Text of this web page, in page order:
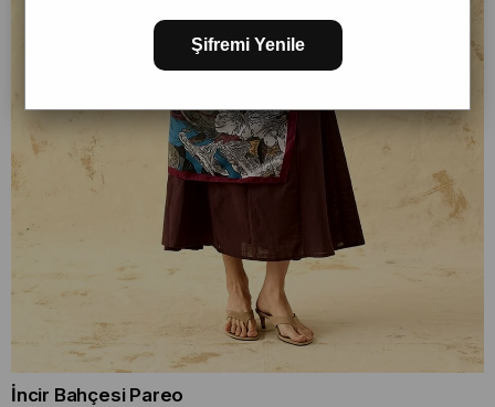
İncir Bahçesi Pareo
Şifremi Yenile